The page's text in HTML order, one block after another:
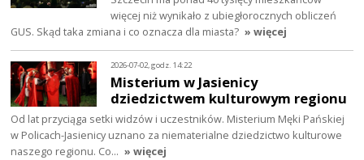
więcej niż wynikało z ubiegłorocznych obliczeń
GUS. Skąd taka zmiana i co oznacza dla miasta? » więcej
2026-07-02, godz. 14:22
Misterium w Jasienicy
dziedzictwem kulturowym regionu
Od lat przyciąga setki widzów i uczestników. Misterium Męki Pańskiej
w Policach-Jasienicy uznano za niematerialne dziedzictwo kulturowe
naszego regionu. Co… » więcej